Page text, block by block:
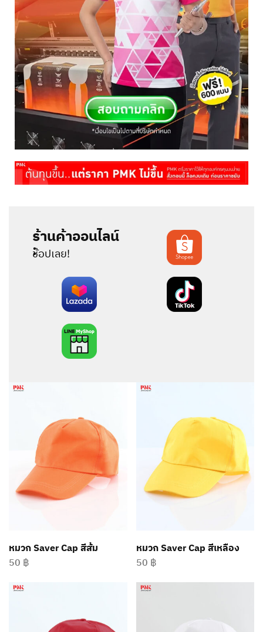
ร้านค้าออนไลน์
:
ช้อปเลย!
หมวก Saver Cap สีส้ม
50 ฿
หมวก Saver Cap สีเหลือง
50 ฿